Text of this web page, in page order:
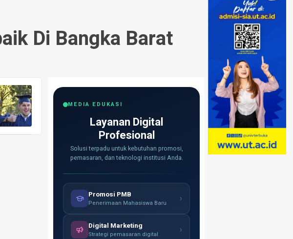
Di Bangka Barat
MEDIA EDUKASI
Layanan Digital
Profesional
Solusi terpadu untuk kebutuhan promosi,
pemasaran, dan teknologi institusi Anda.
Promosi PMB
Penerimaan Mahasiswa Baru ›
Digital Marketing
Strategi pemasaran digital ›